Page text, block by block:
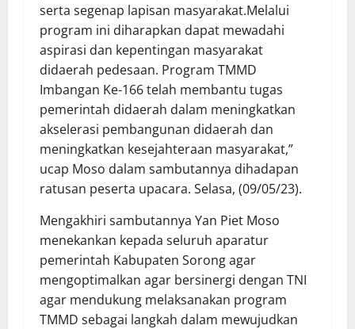
serta segenap lapisan masyarakat.Melalui
program ini diharapkan dapat mewadahi
aspirasi dan kepentingan masyarakat
didaerah pedesaan. Program TMMD
Imbangan Ke-166 telah membantu tugas
pemerintah didaerah dalam meningkatkan
akselerasi pembangunan didaerah dan
meningkatkan kesejahteraan masyarakat,”
ucap Moso dalam sambutannya dihadapan
ratusan peserta upacara. Selasa, (09/05/23).
Mengakhiri sambutannya Yan Piet Moso
menekankan kepada seluruh aparatur
pemerintah Kabupaten Sorong agar
mengoptimalkan agar bersinergi dengan TNI
agar mendukung melaksanakan program
TMMD sebagai langkah dalam mewujudkan